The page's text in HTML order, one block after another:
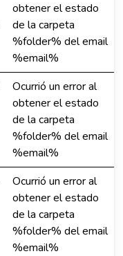
obtener el estado
de la carpeta
%folder% del email
%email%
Ocurrió un error al
obtener el estado
de la carpeta
%folder% del email
%email%
Ocurrió un error al
obtener el estado
de la carpeta
%folder% del email
%email%